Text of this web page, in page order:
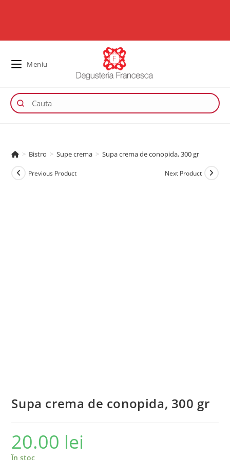
Meniu
> Bistro > Supe crema > Supa crema de conopida, 300 gr
Previous Product Next Product
Supa crema de conopida, 300 gr
20.00 lei
În stoc